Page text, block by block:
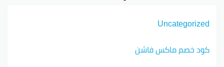
Uncategorized
كود خصم ماكس فاشن